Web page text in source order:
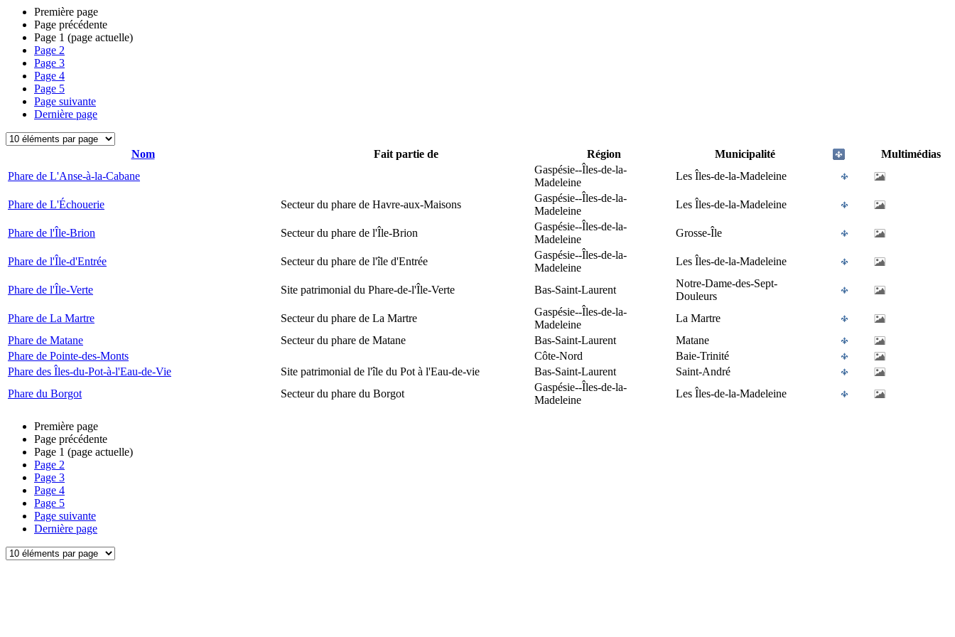
Première page
Page précédente
Page 1 (page actuelle)
Page 2
Page 3
Page 4
Page 5
Page suivante
Dernière page
Nom Fait partie de Région Municipalité
Multimédias
Phare de L'Anse-à-la-Cabane
Gaspésie--Îles-de-la-
Madeleine
Les Îles-de-la-Madeleine
Phare de L'Échouerie Secteur du phare de Havre-aux-Maisons
Gaspésie--Îles-de-la-
Madeleine
Les Îles-de-la-Madeleine
Phare de l'Île-Brion Secteur du phare de l'Île-Brion
Gaspésie--Îles-de-la-
Madeleine
Grosse-Île
Phare de l'Île-d'Entrée Secteur du phare de l'île d'Entrée
Gaspésie--Îles-de-la-
Madeleine
Les Îles-de-la-Madeleine
Phare de l'Île-Verte Site patrimonial du Phare-de-l'Île-Verte Bas-Saint-Laurent
Notre-Dame-des-Sept-
Douleurs
Phare de La Martre
Secteur du phare de La Martre
Gaspésie--Îles-de-la-
Madeleine
La Martre
Phare de Matane
Secteur du phare de Matane Bas-Saint-Laurent
Matane
Phare de Pointe-des-Monts
Côte-Nord
Baie-Trinité
Phare des Îles-du-Pot-à-l'Eau-de-Vie
Site patrimonial de l'île du Pot à l'Eau-de-vie Bas-Saint-Laurent
Saint-André
Phare du Borgot
Secteur du phare du Borgot
Gaspésie--Îles-de-la-
Madeleine
Les Îles-de-la-Madeleine
Première page
Page précédente
Page 1 (page actuelle)
Page 2
Page 3
Page 4
Page 5
Page suivante
Dernière page